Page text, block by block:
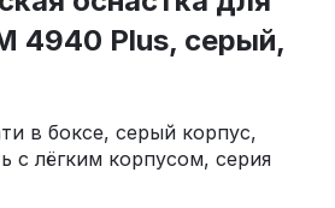
4940 Plus, серый,
в боксе, серый корпус,
с лёгким корпусом, серия